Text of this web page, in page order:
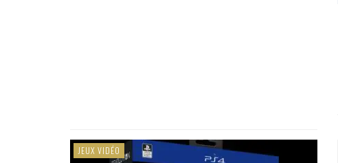
JEUX VIDÉO